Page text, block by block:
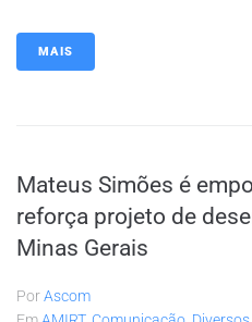
MAIS
Mateus Simões é
reforça projeto de
Minas Gerais
PorAscom